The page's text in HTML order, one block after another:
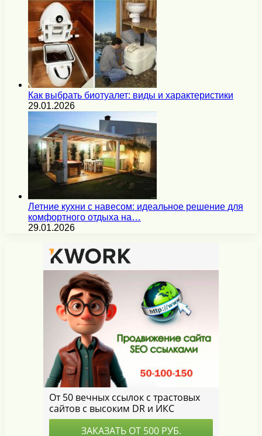
Как выбрать биотуалет: виды и характеристики
29.01.2026
Летние кухни с навесом: идеальное решение для
комфортного отдыха на…
29.01.2026